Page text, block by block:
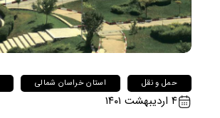
حمل و نقل استان خراسان شمالی
۴ اردیبهشت ۱۴۰۱